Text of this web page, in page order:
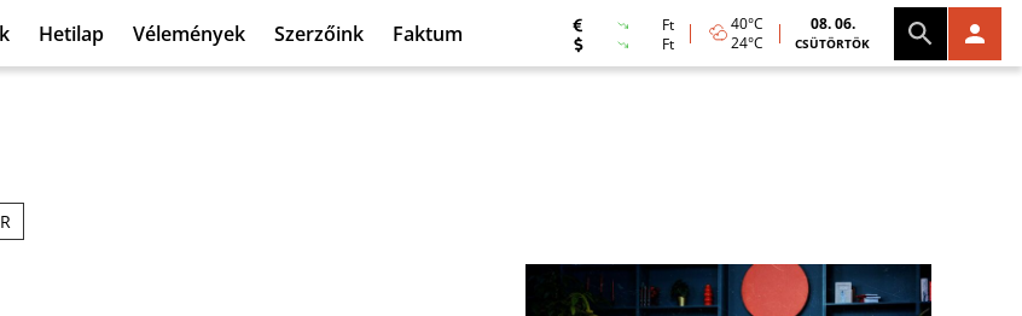
Hetilap Vélemények Szerzőink Faktum
Ft
Ft
40°C
24°C
08. 06.
CSÜTÖRTÖK